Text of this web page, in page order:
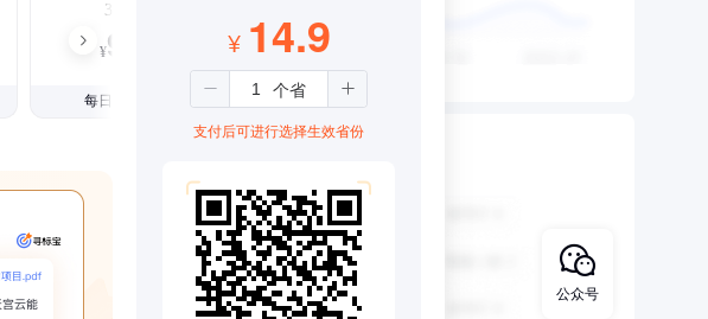
3个月
¥99
每日仅1.08元
¥ 14.9
支付后可进行选择生效省份
公众号